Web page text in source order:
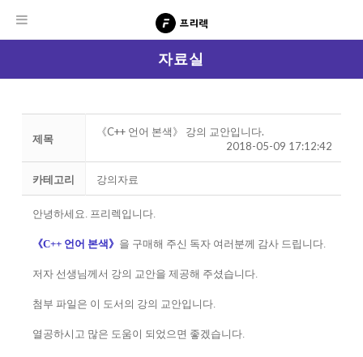
자료실
제목
《C++ 언어 본색》 강의 교안입니다.
2018-05-09 17:12:42
카테고리 강의자료
안녕하세요. 프리렉입니다.
《C++ 언어 본색》 을 구매해 주신 독자 여러분께 감사 드립니다.
저자 선생님께서 강의 교안을 제공해 주셨습니다.
첨부 파일은 이 도서의 강의 교안입니다.
열공하시고 많은 도움이 되었으면 좋겠습니다.